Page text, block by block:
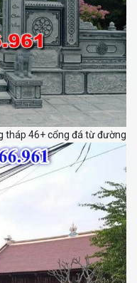
tháp 46+ cổng đá từ đường